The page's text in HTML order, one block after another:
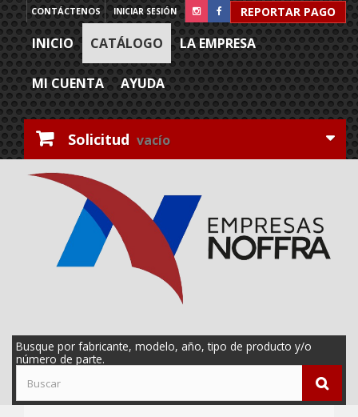
REPORTAR PAGO
INICIAR SESIÓN
CONTÁCTENOS
INICIO CATÁLOGO LA EMPRESA
MI CUENTA AYUDA
Solicitud vacío
Busque por fabricante, modelo, año, tipo de producto y/o
número de parte.